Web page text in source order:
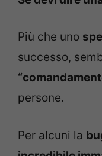
Più che uno
successo,
persone.
Per alcuni la